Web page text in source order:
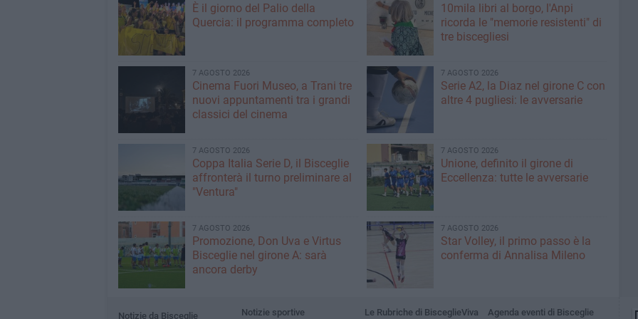
È il giorno del Palio della
Quercia: il programma completo
10mila libri al borgo, l'Anpi
ricorda le "memorie resistenti" di
tre biscegliesi
7 AGOSTO 2026
Cinema Fuori Museo, a Trani tre
nuovi appuntamenti tra i grandi
classici del cinema
7 AGOSTO 2026
Serie A2, la Diaz nel girone C con
altre 4 pugliesi: le avversarie
7 AGOSTO 2026
Coppa Italia Serie D, il Bisceglie
affronterà il turno preliminare al
"Ventura"
7 AGOSTO 2026
Unione, definito il girone di
Eccellenza: tutte le avversarie
7 AGOSTO 2026
Promozione, Don Uva e Virtus
Bisceglie nel girone A: sarà
ancora derby
7 AGOSTO 2026
Star Volley, il primo passo è la
conferma di Annalisa Mileno
Notizie da Bisceglie Notizie sportive Le Rubriche di BisceglieViva Agenda eventi di Bisceglie